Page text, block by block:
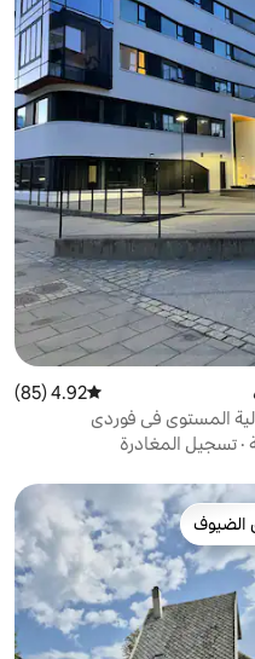
متوسط التقييم 4.92 من 5، 85 مراجعات
4.92 (85)
المستوى في فوردي
· تسجيل المغادرة
المفضّلة لدى الضيوف
الضيوف